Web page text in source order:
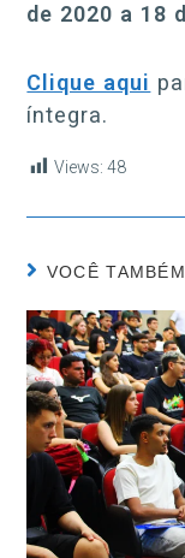
de 2020 a 18
Clique aqui
íntegra.
Views: 48
VOCÊ